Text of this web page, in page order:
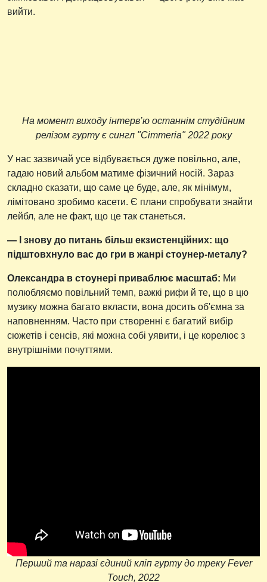
вийти.
На момент виходу інтерв’ю останнім студійним
релізом гурту є сингл "Cimmeria" 2022 року
У нас зазвичай усе відбувається дуже повільно, але,
гадаю новий альбом матиме фізичний носій. Зараз
складно сказати, що саме це буде, але, як мінімум,
лімітовано зробимо касети. Є плани спробувати знайти
лейбл, але не факт, що це так станеться.
— І знову до питань більш екзистенційних: що
підштовхнуло вас до гри в жанрі стоунер-металу?
Олександра в стоунері приваблює масштаб: Ми
полюбляємо повільний темп, важкі рифи й те, що в цю
музику можна багато вкласти, вона досить об'ємна за
наповненням. Часто при створенні є багатий вибір
сюжетів і сенсів, які можна собі уявити, і це корелює з
внутрішніми почуттями.
Перший та наразі єдиний кліп гурту до треку Fever
Touch, 2022